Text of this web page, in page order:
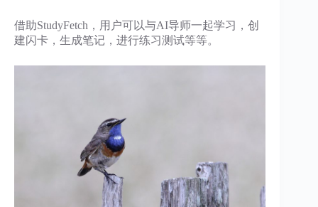
借助StudyFetch，用户可以与AI导师一起学习，创
建闪卡，生成笔记，进行练习测试等等。